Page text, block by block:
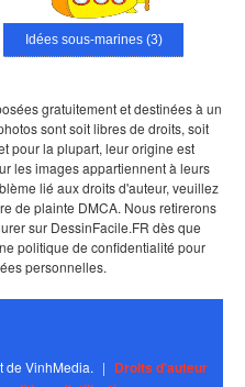
Idées sous-marines (3)
gratuitement et destinées à un
sont soit libres de droits, soit
pour la plupart, leur origine est
les images appartiennent à leurs
lié aux droits d'auteur, veuillez
de plainte DMCA. Nous retirerons
sur DessinFacile.FR dès que
politique de confidentialité pour
personnelles.
de VinhMedia. | Droits d'auteur